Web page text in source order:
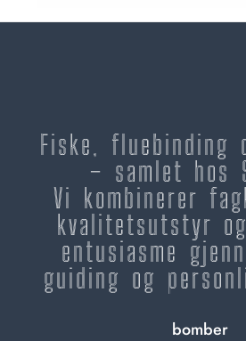
Fiske, fluebinding
– samlet hos
Vi kombinerer
kvalitetsutstyr
entusiasme
guiding og
bomber